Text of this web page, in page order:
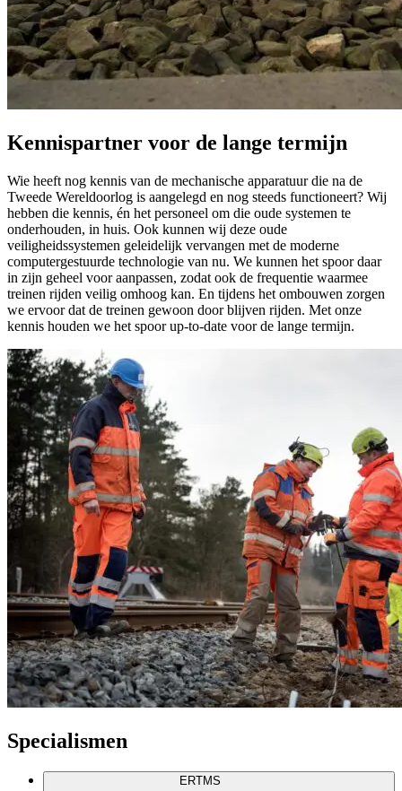
Kennispartner voor de lange termijn
Wie heeft nog kennis van de mechanische apparatuur die na de
Tweede Wereldoorlog is aangelegd en nog steeds functioneert? Wij
hebben die kennis, én het personeel om die oude systemen te
onderhouden, in huis. Ook kunnen wij deze oude
veiligheidssystemen geleidelijk vervangen met de moderne
computergestuurde technologie van nu. We kunnen het spoor daar
in zijn geheel voor aanpassen, zodat ook de frequentie waarmee
treinen rijden veilig omhoog kan. En tijdens het ombouwen zorgen
we ervoor dat de treinen gewoon door blijven rijden. Met onze
kennis houden we het spoor up-to-date voor de lange termijn.
Specialismen
ERTMS